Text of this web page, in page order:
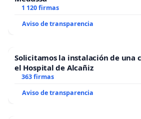
1 120 firmas
Aviso de transparencia
Solicitamos la instalación de una
el Hospital de Alcañiz
363 firmas
Aviso de transparencia